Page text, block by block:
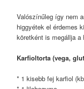
Valószínűleg így nem
higgyétek el érdemes
köretként is megállja a
Karfioltorta (vega,
* 1 kisebb fej karfiol